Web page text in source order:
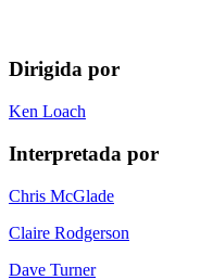
Dirigida por
Ken Loach
Interpretada por
Chris McGlade
Claire Rodgerson
Dave Turner